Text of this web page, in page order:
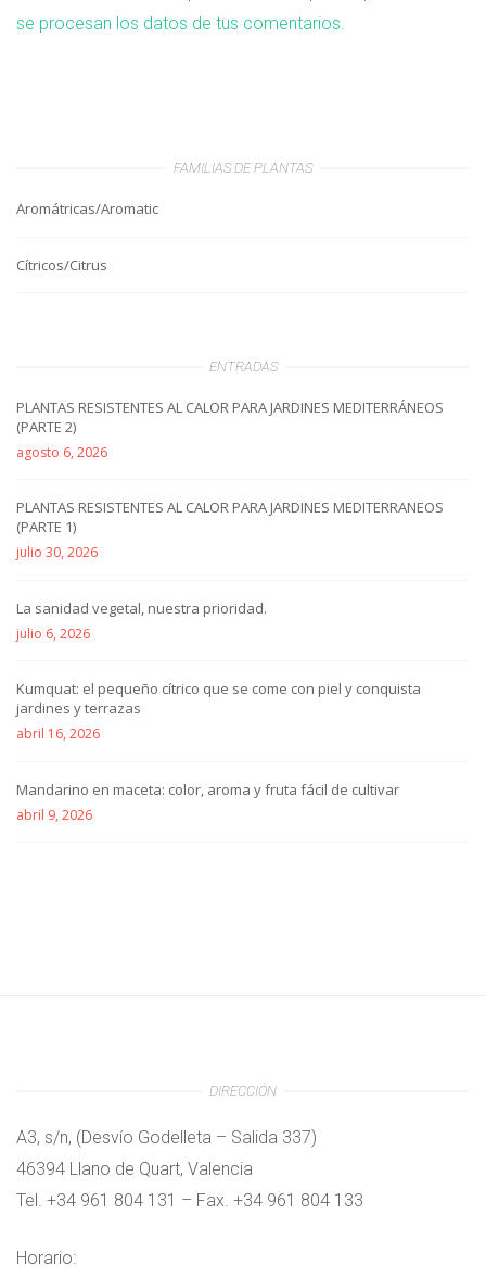
se procesan los datos de tus comentarios.
FAMILIAS DE PLANTAS
Aromátricas/Aromatic
Cítricos/Citrus
ENTRADAS
PLANTAS RESISTENTES AL CALOR PARA JARDINES MEDITERRÁNEOS
(PARTE 2)
agosto 6, 2026
PLANTAS RESISTENTES AL CALOR PARA JARDINES MEDITERRANEOS
(PARTE 1)
julio 30, 2026
La sanidad vegetal, nuestra prioridad.
julio 6, 2026
Kumquat: el pequeño cítrico que se come con piel y conquista
jardines y terrazas
abril 16, 2026
Mandarino en maceta: color, aroma y fruta fácil de cultivar
abril 9, 2026
DIRECCIÓN
A3, s/n, (Desvío Godelleta – Salida 337)
46394 Llano de Quart, Valencia
Tel. +34 961 804 131 – Fax. +34 961 804 133
Horario: